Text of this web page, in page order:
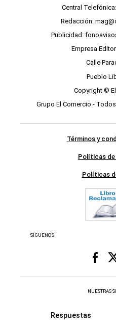
Central
Redacción:
Publicidad:
Empresa
Calle
Pueblo
Copyright ©
Grupo El Comercio -
Términos y
Políticas de
Políticas
SÍGUENOS
NUESTRAS
Respuestas